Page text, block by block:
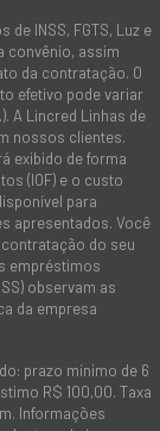
INSS, FGTS, Luz e
convênio, assim
da contratação. O
efetivo pode variar
A Lincred Linhas de
nossos clientes.
exibido de forma
(IOF) e o custo
para
apresentados. Você
do seu
empréstimos
observam as
da empresa
prazo mínimo de 6
R$ 100,00. Taxa
Informações